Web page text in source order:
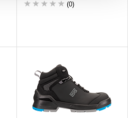
(0)